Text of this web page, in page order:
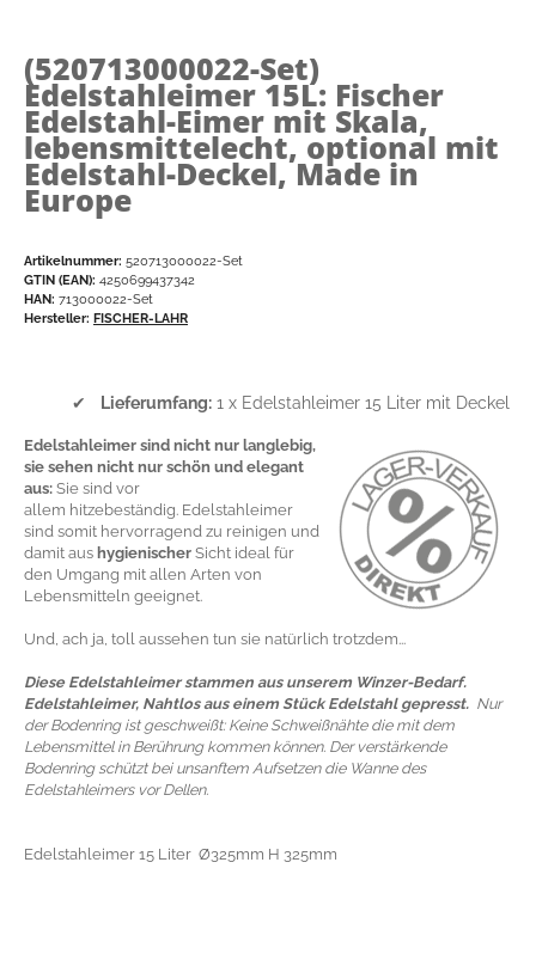
(520713000022-Set)
Edelstahleimer 15L: Fischer
Edelstahl-Eimer mit Skala,
lebensmittelecht, optional mit
Edelstahl-Deckel, Made in
Europe
Artikelnummer: 520713000022-Set
GTIN (EAN): 4250699437342
HAN: 713000022-Set
Hersteller: FISCHER-LAHR
✔ Lieferumfang: 1 x Edelstahleimer 15 Liter mit Deckel
Edelstahleimer sind nicht nur langlebig,
sie sehen nicht nur schön und elegant
aus: Sie sind vor
allem hitzebeständig. Edelstahleimer
sind somit hervorragend zu reinigen und
damit aus hygienischer Sicht ideal für
den Umgang mit allen Arten von
Lebensmitteln geeignet.
Und, ach ja, toll aussehen tun sie natürlich trotzdem...
Diese Edelstahleimer stammen aus unserem Winzer-Bedarf.
Edelstahleimer, Nahtlos aus einem Stück Edelstahl gepresst. Nur
der Bodenring ist geschweißt: Keine Schweißnähte die mit dem
Lebensmittel in Berührung kommen können. Der verstärkende
Bodenring schützt bei unsanftem Aufsetzen die Wanne des
Edelstahleimers vor Dellen.
Edelstahleimer 15 Liter Ø325mm H 325mm